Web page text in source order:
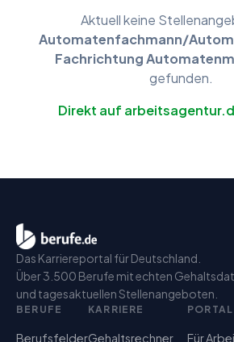
Aktuell keine
Automatenfachmann/
Fachrichtung
gefunden.
Direkt auf
Das Karriereportal für Deutschland.
Über 3.500 Berufe mit echten
und tagesaktuellen Stellenangeboten.
BERUFE
Berufsfelder
KARRIERE
Gehaltsrechner
PORTAL
Für